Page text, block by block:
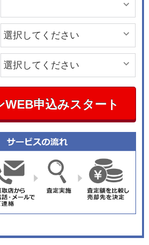
WEB申込みスタート